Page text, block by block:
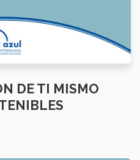
DE TI MISMO